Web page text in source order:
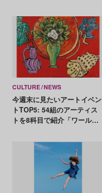
CULTURE NEWS
今週末に見たいアートイベン
トTOP5: 54組のアーティス
トを8科目で紹介「ワール
を読み、芸術表現を考える
「日本国憲法展」